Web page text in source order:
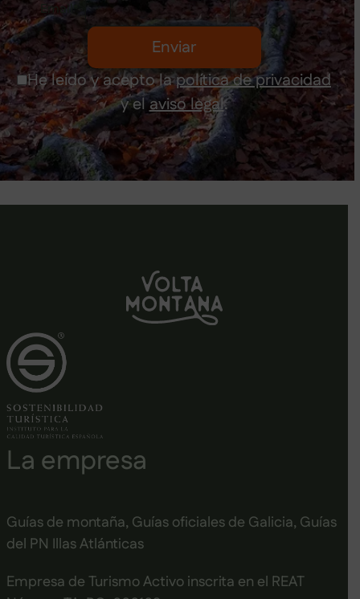
Email*
Enviar
He leído y acepto lapolítica de privacidad
y elaviso legal.
La empresa
Guías de montaña, Guías oficiales de Galicia, Guías
del PN Illas Atlánticas
Empresa de Turismo Activo inscrita en el REAT